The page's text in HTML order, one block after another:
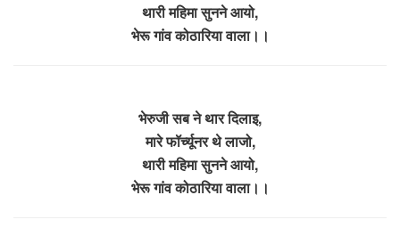
थारी महिमा सुनने आयो,
भेरू गांव कोठारिया वाला।।
भेरुजी सब ने थार दिलाइ,
मारे फॉर्च्यूनर थे लाजो,
थारी महिमा सुनने आयो,
भेरू गांव कोठारिया वाला।।